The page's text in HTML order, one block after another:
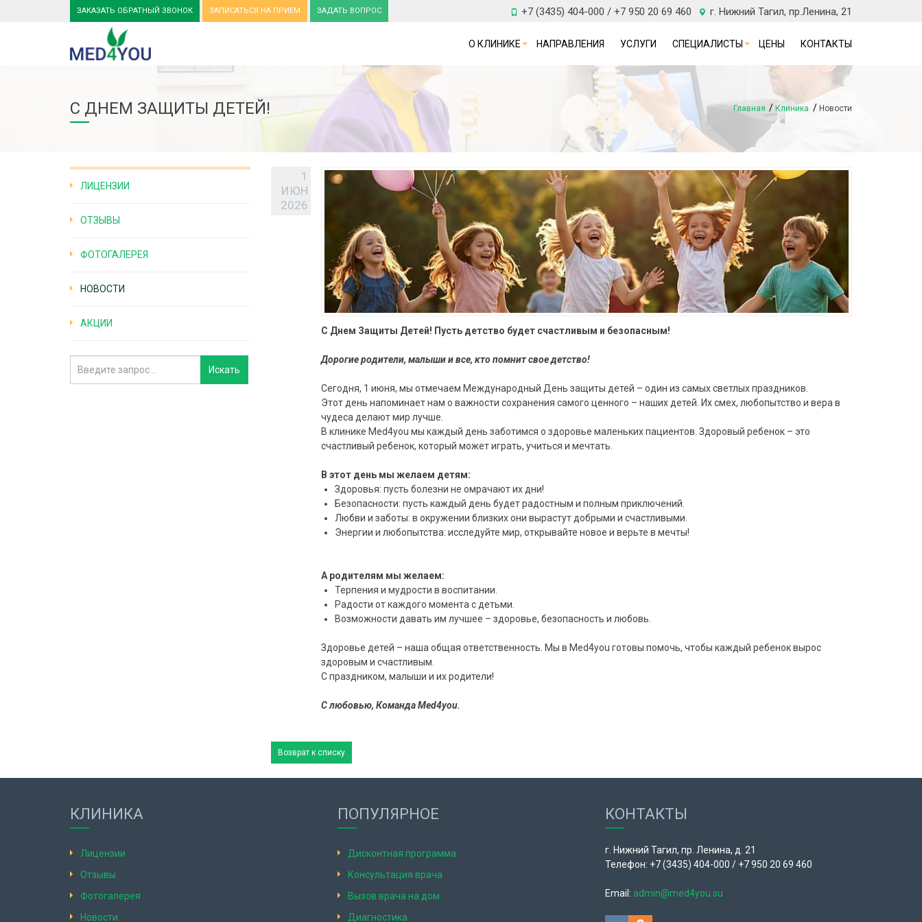
ЗАКАЗАТЬ ОБРАТНЫЙ ЗВОНОК ЗАПИСАТЬСЯ НА ПРИЕМ ЗАДАТЬ ВОПРОС г. Нижний Тагил, пр.Ленина, 21
+7 (3435) 404-000 / +7 950 20 69 460
О КЛИНИКЕ НАПРАВЛЕНИЯ УСЛУГИ СПЕЦИАЛИСТЫ ЦЕНЫ КОНТАКТЫ
С ДНЕМ ЗАЩИТЫ ДЕТЕЙ! Главная Клиника Новости
ЛИЦЕНЗИИ
ОТЗЫВЫ
ФОТОГАЛЕРЕЯ
НОВОСТИ
АКЦИИ
1
ИЮН
2026
С Днем Защиты Детей! Пусть детство будет счастливым и безопасным!
Дорогие родители, малыши и все, кто помнит свое детство!
Сегодня, 1 июня, мы отмечаем Международный День защиты детей – один из самых светлых праздников.
Этот день напоминает нам о важности сохранения самого ценного – наших детей. Их смех, любопытство и вера в
чудеса делают мир лучше.
В клинике Med4you мы каждый день заботимся о здоровье маленьких пациентов. Здоровый ребенок – это
счастливый ребенок, который может играть, учиться и мечтать.
В этот день мы желаем детям:
Здоровья: пусть болезни не омрачают их дни!
Безопасности: пусть каждый день будет радостным и полным приключений.
Любви и заботы: в окружении близких они вырастут добрыми и счастливыми.
Энергии и любопытства: исследуйте мир, открывайте новое и верьте в мечты!
А родителям мы желаем:
Терпения и мудрости в воспитании.
Радости от каждого момента с детьми.
Возможности давать им лучшее – здоровье, безопасность и любовь.
Здоровье детей – наша общая ответственность. Мы в Med4you готовы помочь, чтобы каждый ребенок вырос
здоровым и счастливым.
С праздником, малыши и их родители!
С любовью, Команда Med4you.
Возврат к списку
КЛИНИКА
Лицензии
Отзывы
Фотогалерея
Новости
ПОПУЛЯРНОЕ
Дисконтная программа
Консультация врача
Вызов врача на дом
Диагностика
КОНТАКТЫ
г. Нижний Тагил, пр. Ленина, д. 21
Телефон: +7 (3435) 404-000 / +7 950 20 69 460
Email: admin@med4you.su